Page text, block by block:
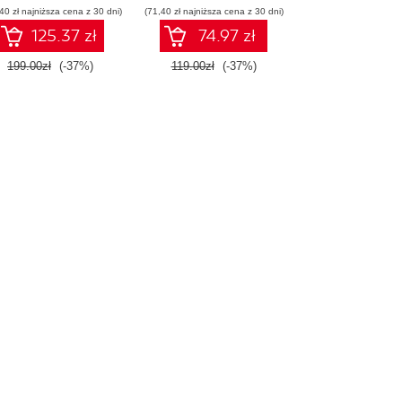
zł najniższa cena z 30 dni)
125.37 zł
199.00zł (-37%)
(71,40 zł najniższa cena z 30 dni)
74.97 zł
119.00zł (-37%)